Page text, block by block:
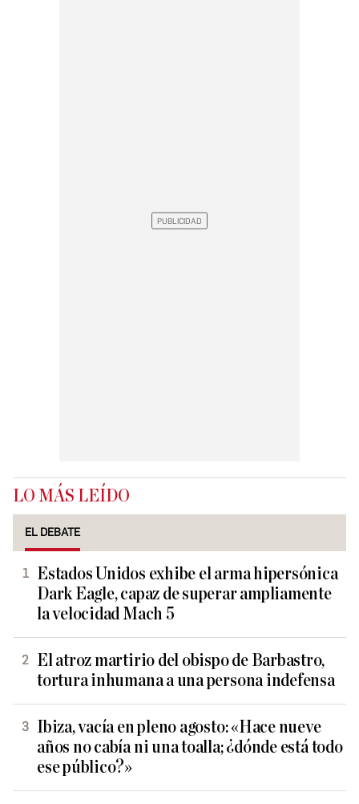
LO MÁS LEÍDO
EL DEBATE
Estados Unidos exhibe el arma hipersónica
Dark Eagle, capaz de superar ampliamente
la velocidad Mach 5
El atroz martirio del obispo de Barbastro,
tortura inhumana a una persona indefensa
Ibiza, vacía en pleno agosto: «Hace nueve
años no cabía ni una toalla; ¿dónde está todo
ese público?»